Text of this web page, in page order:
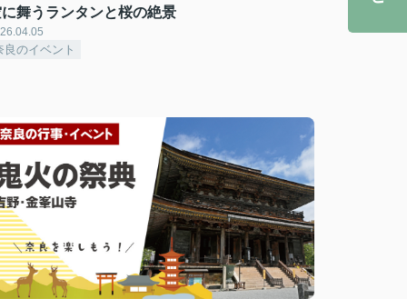
舞うランタンと桜の絶景
良のイベント